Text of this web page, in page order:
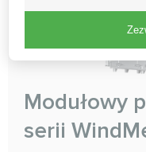
Modułowy
serii